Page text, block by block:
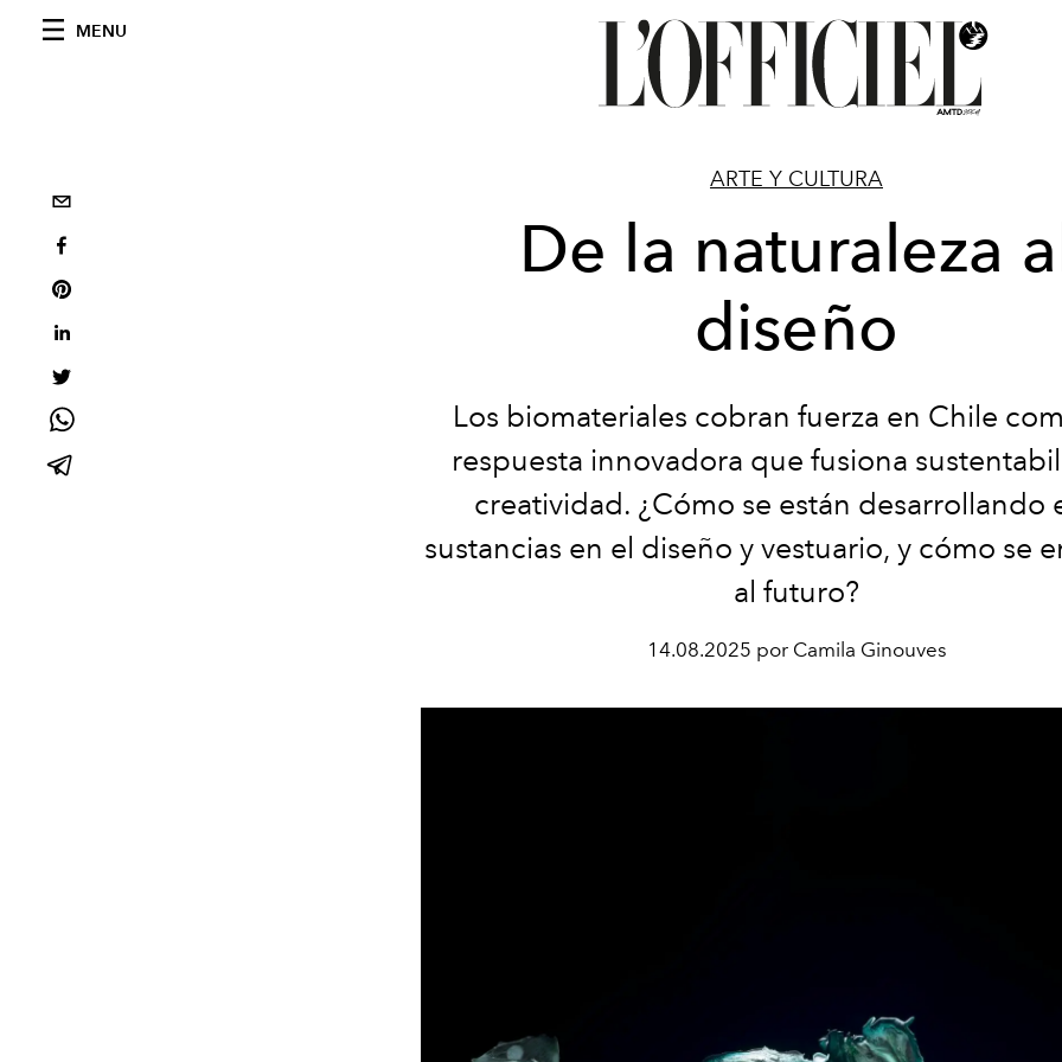
MENU
ARTE Y CULTURA
De la naturaleza
diseño
Los biomateriales cobran fuerza en Chile
respuesta innovadora que fusiona
creatividad. ¿Cómo se están desarrollando
sustancias en el diseño y vestuario, y cómo se
al futuro?
14.08.2025 por Camila Ginouves